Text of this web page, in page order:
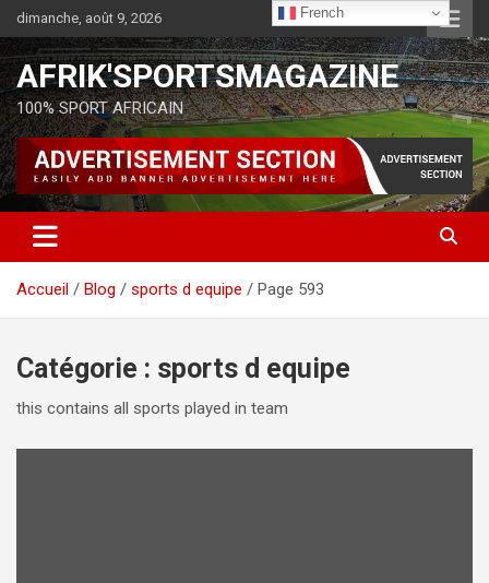
dimanche, août 9, 2026
AFRIK'SPORTSMAGAZINE
100% SPORT AFRICAIN
Accueil Blog sports d equipe Page 593
Catégorie : sports d equipe
this contains all sports played in team
French